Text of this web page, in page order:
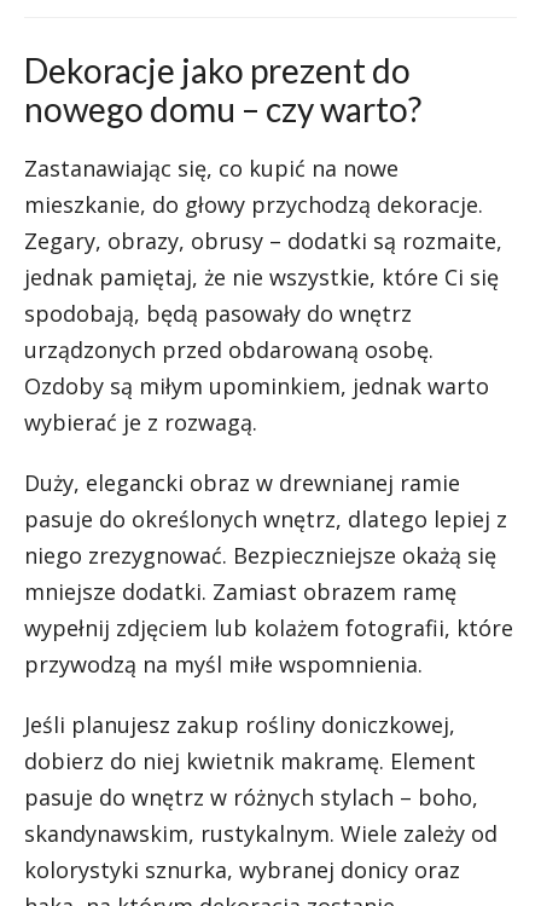
Dekoracje jako prezent do
nowego domu – czy warto?
Zastanawiając się, co kupić na nowe
mieszkanie, do głowy przychodzą dekoracje.
Zegary, obrazy, obrusy – dodatki są rozmaite,
jednak pamiętaj, że nie wszystkie, które Ci się
spodobają, będą pasowały do wnętrz
urządzonych przed obdarowaną osobę.
Ozdoby są miłym upominkiem, jednak warto
wybierać je z rozwagą.
Duży, elegancki obraz w drewnianej ramie
pasuje do określonych wnętrz, dlatego lepiej z
niego zrezygnować. Bezpieczniejsze okażą się
mniejsze dodatki. Zamiast obrazem ramę
wypełnij zdjęciem lub kolażem fotografii, które
przywodzą na myśl miłe wspomnienia.
Jeśli planujesz zakup rośliny doniczkowej,
dobierz do niej kwietnik makramę. Element
pasuje do wnętrz w różnych stylach – boho,
skandynawskim, rustykalnym. Wiele zależy od
kolorystyki sznurka, wybranej donicy oraz